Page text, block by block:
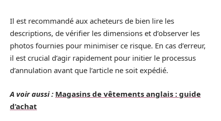
Il est recommandé aux acheteurs de bien lire les
descriptions, de vérifier les dimensions et d’observer les
photos fournies pour minimiser ce risque. En cas d’erreur,
il est crucial d’agir rapidement pour initier le processus
d’annulation avant que l’article ne soit expédié.
A voir aussi : Magasins de vêtements anglais : guide
d’achat